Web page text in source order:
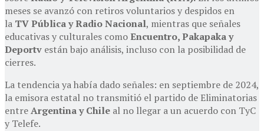
meses se avanzó con retiros voluntarios y despidos en
la TV Pública y Radio Nacional, mientras que señales
educativas y culturales comoEncuentro, Pakapaka y
Deportv están bajo análisis, incluso con la posibilidad de
cierres.
La tendencia ya había dado señales: en septiembre de 2024,
la emisora estatal no transmitió el partido de Eliminatorias
entreArgentina y Chile al no llegar a un acuerdo con TyC
y Telefe.